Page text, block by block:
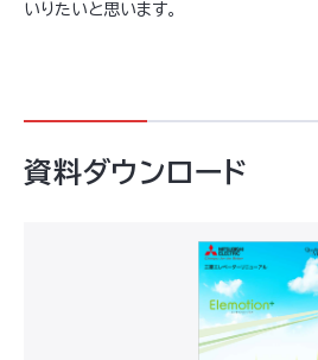
いりたいと思います。
資料ダウンロード